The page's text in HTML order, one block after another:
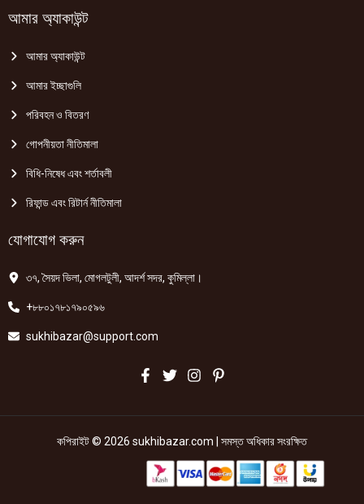
আমার অ্যাকাউন্ট
আমার অ্যাকাউন্ট
আমার ইচ্ছাগুলি
পরিবহন ও বিতরণ
গোপনীয়তা নীতিমালা
বিধি-নিষেধ এবং শর্তাবলী
রিফান্ড এবং রিটার্ন নীতিমালা
যোগাযোগ করুন
৩৭, সৈয়দ ভিলা, মোগলটুলী, আদর্শ সদর, কুমিল্লা।
+৮৮০১৭৮১৭৯০৫৯৬
sukhibazar@support.com
কপিরাইট © 2026 sukhibazar.com | সমস্ত অধিকার সংরক্ষিত